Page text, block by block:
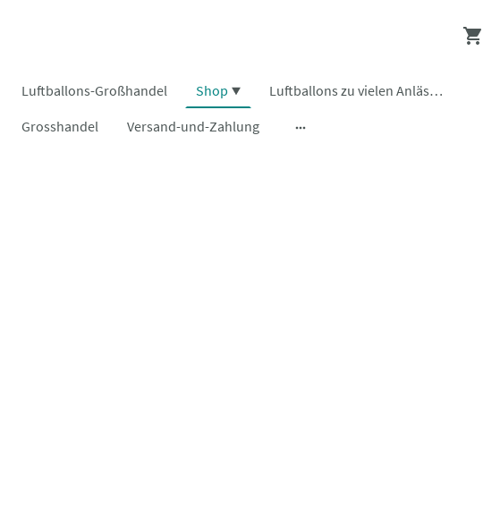
Luftballons-Großhandel Shop
Luftballons zu vielen Anlässen
Grosshandel
Versand-und-Zahlung